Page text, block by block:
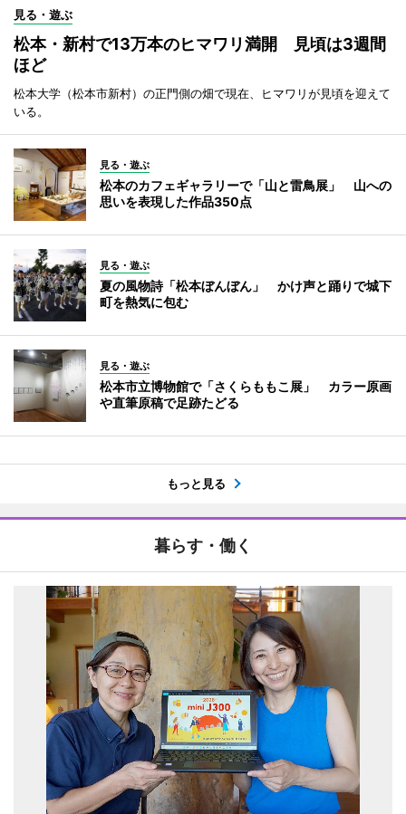
見る・遊ぶ
松本・新村で13万本のヒマワリ満開 見頃は3週間
ほど
松本大学（松本市新村）の正門側の畑で現在、ヒマワリが見頃を迎えて
いる。
見る・遊ぶ
松本のカフェギャラリーで「山と雷鳥展」 山への
思いを表現した作品350点
見る・遊ぶ
夏の風物詩「松本ぼんぼん」 かけ声と踊りで城下
町を熱気に包む
見る・遊ぶ
松本市立博物館で「さくらももこ展」 カラー原画
や直筆原稿で足跡たどる
もっと見る
暮らす・働く